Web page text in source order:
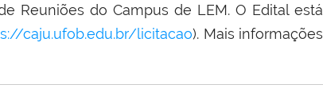
Reuniões do Campus de LEM. O Edital está
caju.ufob.edu.br/licitacao). Mais informações